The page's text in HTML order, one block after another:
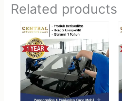
Related products